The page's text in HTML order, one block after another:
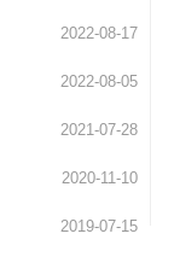
2022-08-17
2022-08-05
2021-07-28
2020-11-10
2019-07-15